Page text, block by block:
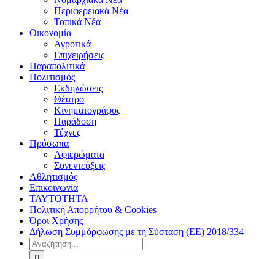
Περιφερειακά Νέα
Τοπικά Νέα
Οικονομία
Αγροτικά
Επιχειρήσεις
Παραπολιτικά
Πολιτισμός
Εκδηλώσεις
Θέατρο
Κινηματογράφος
Παράδοση
Τέχνες
Πρόσωπα
Αφιερώματα
Συνεντεύξεις
Αθλητισμός
Επικοινωνία
ΤΑΥΤΟΤΗΤΑ
Πολιτική Απορρήτου & Cookies
Όροι Χρήσης
Δήλωση Συμμόρφωσης με τη Σύσταση (ΕΕ) 2018/334
Αναζήτηση
για: